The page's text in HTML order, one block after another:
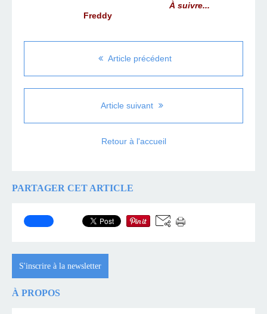
À suivre...
Freddy
Article précédent
Article suivant
Retour à l'accueil
PARTAGER CET ARTICLE
S'inscrire à la newsletter
À PROPOS